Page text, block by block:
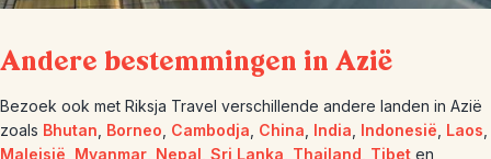
Andere bestemmingen in Azië
Bezoek ook met Riksja Travel verschillende andere landen in Azië
zoals Bhutan Borneo Cambodja China India Indonesië Laos
Maleisië Myanmar Nepal Sri Lanka Thailand Tibet en